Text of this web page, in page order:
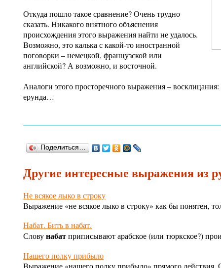
Откуда пошло такое сравнение? Очень трудно
сказать. Никакого внятного объяснения
происхождения этого выражения найти не удалось.
Возможно, это калька с какой-то иностранной
поговорки – немецкой, французской или
английской? А возможно, и восточной.
Аналоги этого просторечного выражения –
ерунда…
Поделиться…
Другие интересные выраженияиз
Не всякое лыко в строку
Выражение «не всякое лыко в строку» как бы понятен,
Набат. Бить в набат.
Словунабатприписывают арабское (или тюркское?)
Нашего полку прибыло
Выражение «нашего полку прибыло» прямого действия.